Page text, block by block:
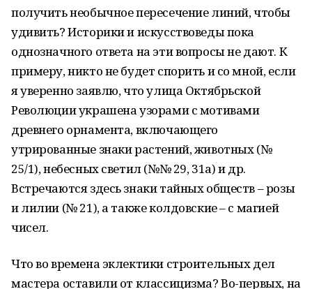
получить необычное пересечение линий, чтобы
удивить? Историки и искусствоведы пока
однозначного ответа на эти вопросы не дают. К
примеру, никто не будет спорить и со мной, если
я уверенно заявлю, что улица Октябрьской
Революции украшена узорами с мотивами
древнего орнамента, включающего
утрированные знаки растений, животных (№
25/1), небесных светил (№№ 29, 31а) и др.
Встречаются здесь знаки тайных обществ – розы
и лилии (№ 21), а также колдовские – с магией
чисел.
Что во времена эклектики строительных дел
мастера оставили от классицизма? Во-первых, на